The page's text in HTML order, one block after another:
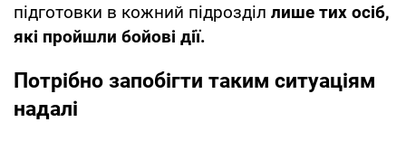
підготовки в кожний підрозділ лише тих осіб,
які пройшли бойові дії.
Потрібно запобігти таким ситуаціям
надалі